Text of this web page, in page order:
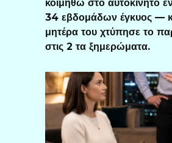
34 εβδομάδων έγκυος —
μητέρα του χτύπησε το
στις 2 τα ξημερώματα.